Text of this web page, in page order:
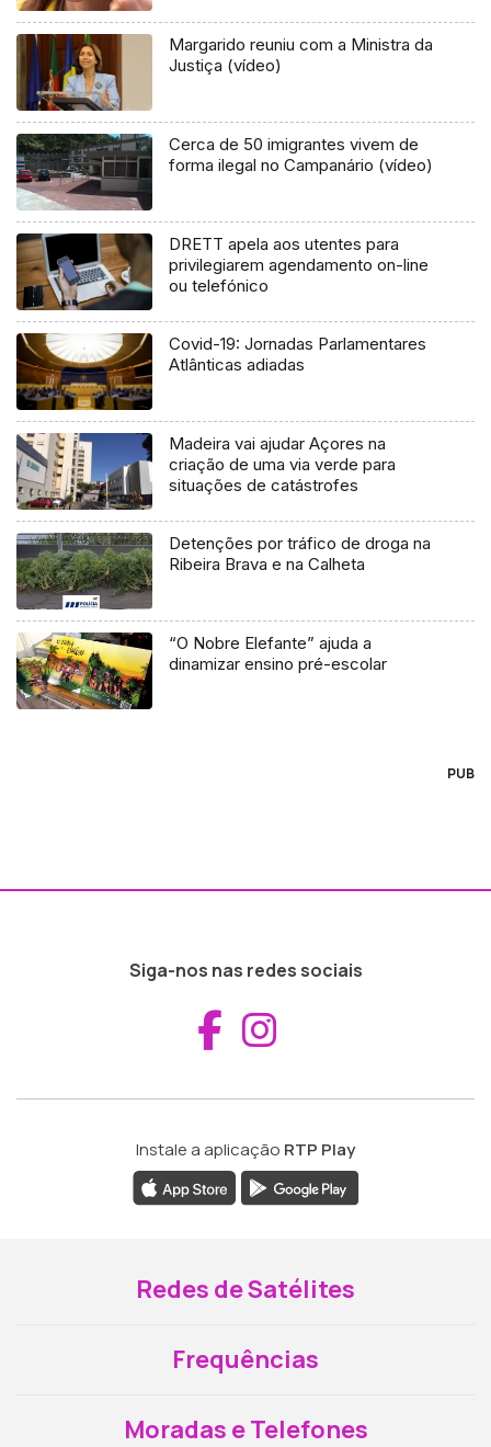
Margarido reuniu com a Ministra da
Justiça (vídeo)
Cerca de 50 imigrantes vivem de
forma ilegal no Campanário (vídeo)
DRETT apela aos utentes para
privilegiarem agendamento on-line
ou telefónico
Covid-19: Jornadas Parlamentares
Atlânticas adiadas
Madeira vai ajudar Açores na
criação de uma via verde para
situações de catástrofes
Detenções por tráfico de droga na
Ribeira Brava e na Calheta
“O Nobre Elefante” ajuda a
dinamizar ensino pré-escolar
PUB
Siga-nos nas redes sociais
Aceder ao
Instale a aplicação RTP Play
Redes de Satélites
Frequências
Moradas e Telefones